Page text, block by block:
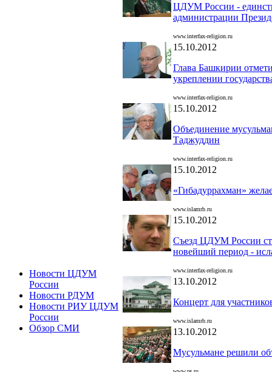
Новости ЦДУМ
России
Новости РДУМ
Новости РИУ ЦДУМ
России
Обзор СМИ
ЦДУМ России -
администрации
www.interfax-religion.ru
15.10.2012
Глава Башкирии
укреплении
www.interfax-religion.ru
15.10.2012
Объединение
Таджуддин
www.interfax-religion.ru
15.10.2012
«Гибадуррахман»
www.islamrb.ru
15.10.2012
Съезд ЦДУМ России
новейший период -
www.interfax-religion.ru
13.10.2012
Концерт для
www.islamrb.ru
13.10.2012
Мусульмане решили